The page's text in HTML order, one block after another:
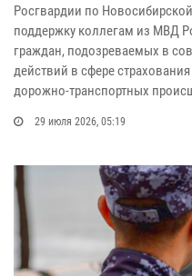
Росгвардии по
поддержку коллегам из МВД
граждан, подозреваемых в
действий в сфере
дорожно‑транспортных
29 июля 2026, 05:19